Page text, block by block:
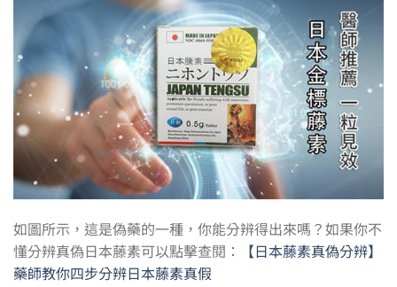
如圖所示，這是偽藥的一種，你能分辨得出來嗎？如果你不
懂分辨真偽日本藤素可以點擊查閱：
【日本藤素真偽分辨】
藥師教你四步分辨日本藤素真假